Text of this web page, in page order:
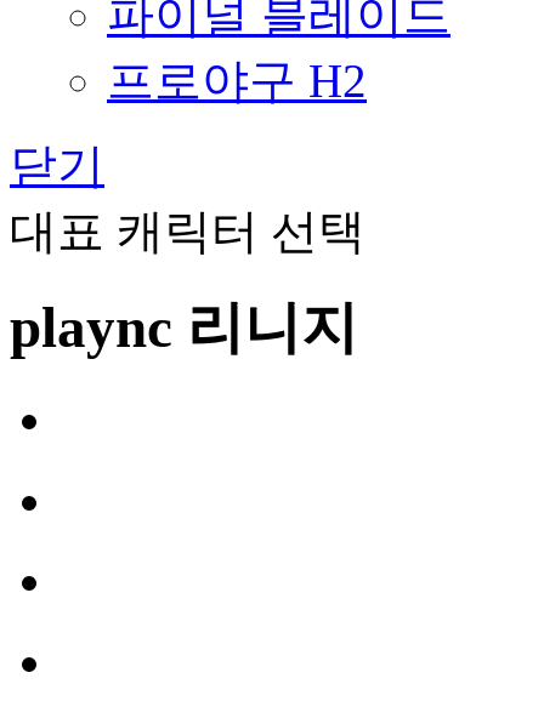
파이널 블레이드
프로야구 H2
닫기
대표 캐릭터 선택
plaync 리니지